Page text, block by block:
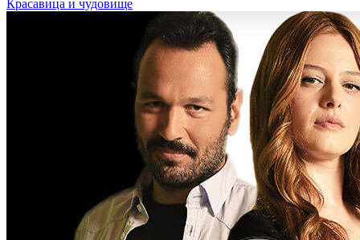
Красавица и чудовище